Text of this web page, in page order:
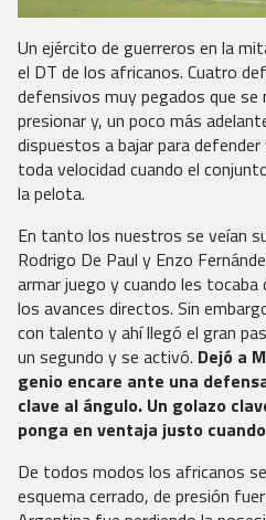
Un ejército de guerreros en la
el DT de los africanos. Cuatro
defensivos muy pegados que se
presionar y, un poco más
dispuestos a bajar para
toda velocidad cuando el
la pelota.
En tanto los nuestros se veían
Rodrigo De Paul y Enzo
armar juego y cuando les
los avances directos. Sin
con talento y ahí llegó el gran
un segundo y se activó. Dejó a
genio encare ante una
clave al ángulo. Un golazo
ponga en ventaja justo
De todos modos los africanos
esquema cerrado, de presión